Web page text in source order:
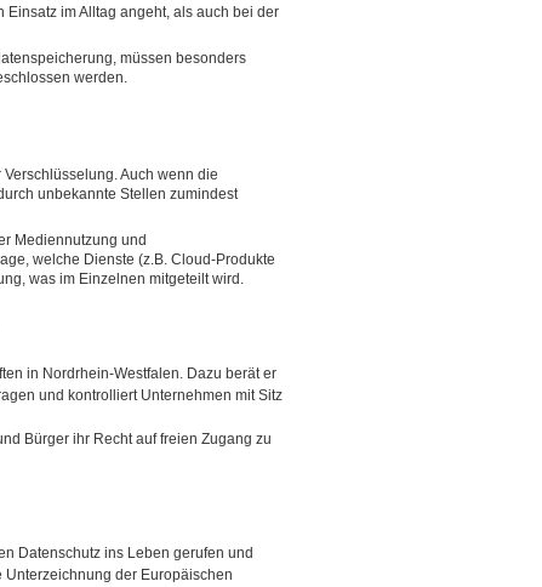
im Alltag angeht, als auch bei der
müssen besonders
werden.
Auch wenn die
unbekannte Stellen zumindest
Mediennutzung und
welche Dienste (z.B. Cloud-Produkte
was im Einzelnen mitgeteilt wird.
in Nordrhein-Westfalen. Dazu berät er
und kontrolliert Unternehmen mit Sitz
Bürger ihr Recht auf freien Zugang zu
Datenschutz ins Leben gerufen und
der Europäischen